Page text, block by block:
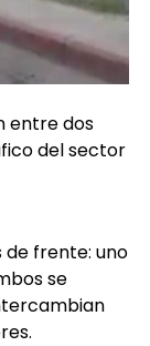
entre dos
del sector
de frente: uno
se